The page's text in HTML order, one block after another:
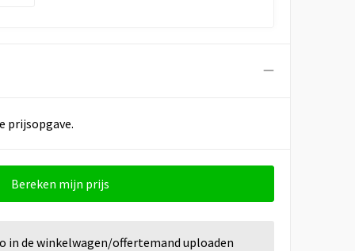
prijsopgave.
Bereken mijn prijs
in de winkelwagen/offertemand uploaden